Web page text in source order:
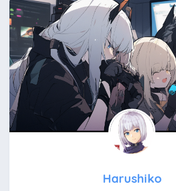
Harushiko